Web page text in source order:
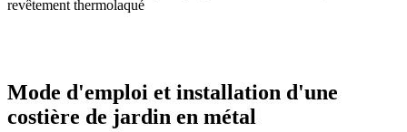
revêtement thermolaqué
Mode d'emploi et installation d'une
costière de jardin en métal